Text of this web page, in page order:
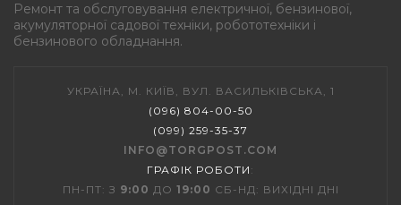
Ремонт та обслуговування електричної, бензинової,
акумуляторної садової техніки, робототехніки і
бензинового обладнання.
УКРАЇНА, М. КИЇВ, ВУЛ. ВАСИЛЬКІВСЬКА, 1
(096) 804-00-50
(099) 259-35-37
INFO@TORGPOST.COM
ГРАФІК РОБОТИ :
ПН-ПТ: З 9:00 ДО 19:00 СБ-НД: ВИХІДНІ ДНІ